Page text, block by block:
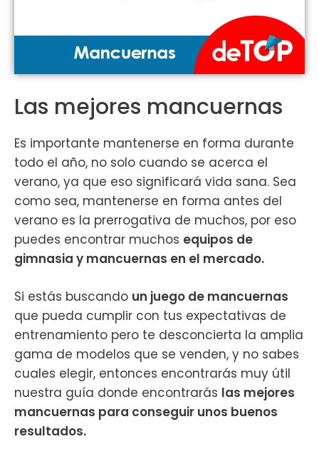
Las mejores mancuernas
Es importante mantenerse en forma durante
todo el año, no solo cuando se acerca el
verano, ya que eso significará vida sana. Sea
como sea, mantenerse en forma antes del
verano es la prerrogativa de muchos, por eso
puedes encontrar muchos equipos de
gimnasia y mancuernas en el mercado.
Si estás buscando un juego de mancuernas
que pueda cumplir con tus expectativas de
entrenamiento pero te desconcierta la amplia
gama de modelos que se venden, y no sabes
cuales elegir, entonces encontrarás muy útil
nuestra guía donde encontrarás las mejores
mancuernas para conseguir unos buenos
resultados.